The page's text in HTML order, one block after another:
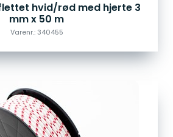
hvid/rød med hjerte 3
mm x 50 m
Varenr.: 340455